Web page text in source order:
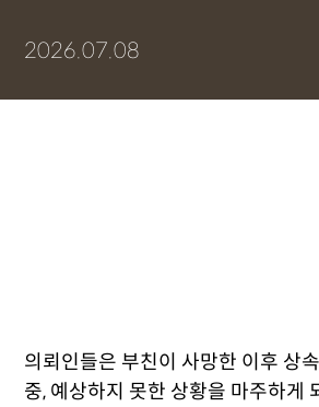
2026.07.08
의뢰인들은 부친이 사망한 이후 상
중, 예상하지 못한 상황을 마주하게